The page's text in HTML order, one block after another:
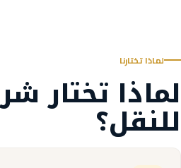
لماذا تختارنا
لماذا تختار
للنقل؟